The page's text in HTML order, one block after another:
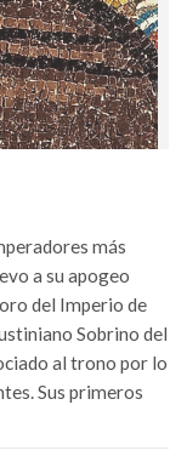
más
a su apogeo
del Imperio de
Sobrino del
al trono por lo
Sus primeros